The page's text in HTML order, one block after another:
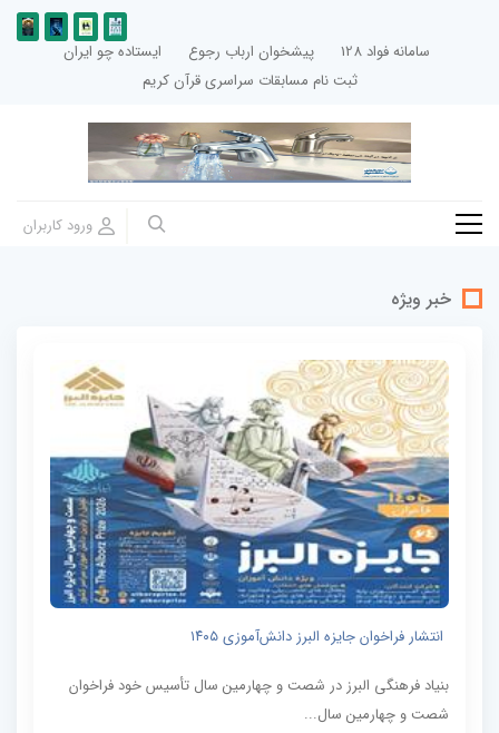
سامانه فواد 128 پیشخوان ارباب رجوع
ایستاده چو ایران
ثبت نام مسابقات سراسری قرآن کریم
خبر ویژه
انتشار فراخوان جایزه البرز دانش‌آموزی ۱۴۰۵
بنیاد فرهنگی البرز در شصت و چهارمین سال تأسیس خود فراخوان
شصت و چهارمین سال...